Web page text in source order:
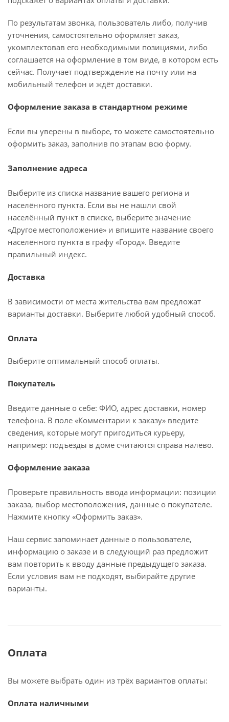
По результатам звонка, пользователь либо, получив
уточнения, самостоятельно оформляет заказ,
укомплектовав его необходимыми позициями, либо
соглашается на оформление в том виде, в котором есть
сейчас. Получает подтверждение на почту или на
мобильный телефон и ждёт доставки.
Оформление заказа в стандартном режиме
Если вы уверены в выборе, то можете самостоятельно
оформить заказ, заполнив по этапам всю форму.
Заполнение адреса
Выберите из списка название вашего региона и
населённого пункта. Если вы не нашли свой
населённый пункт в списке, выберите значение
«Другое местоположение» и впишите название своего
населённого пункта в графу «Город». Введите
правильный индекс.
Доставка
В зависимости от места жительства вам предложат
варианты доставки. Выберите любой удобный способ.
Оплата
Выберите оптимальный способ оплаты.
Покупатель
Введите данные о себе: ФИО, адрес доставки, номер
телефона. В поле «Комментарии к заказу» введите
сведения, которые могут пригодиться курьеру,
например: подъезды в доме считаются справа налево.
Оформление заказа
Проверьте правильность ввода информации: позиции
заказа, выбор местоположения, данные о покупателе.
Нажмите кнопку «Оформить заказ».
Наш сервис запоминает данные о пользователе,
информацию о заказе и в следующий раз предложит
вам повторить к вводу данные предыдущего заказа.
Если условия вам не подходят, выбирайте другие
варианты.
Оплата
Вы можете выбрать один из трёх вариантов оплаты:
Оплата наличными